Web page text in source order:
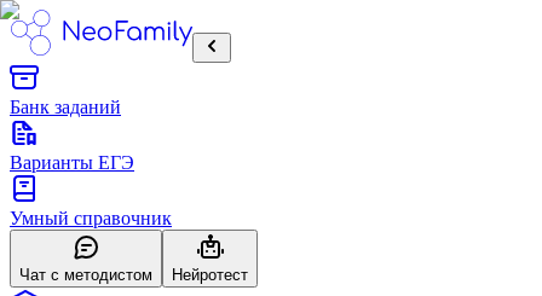
Банк заданий
Варианты ЕГЭ
Умный справочник
Чат с методистом Нейротест